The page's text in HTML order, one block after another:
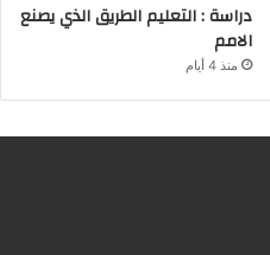
دراسة : التعليم الطريق الذي يصنع
الامم
منذ 4 أيام